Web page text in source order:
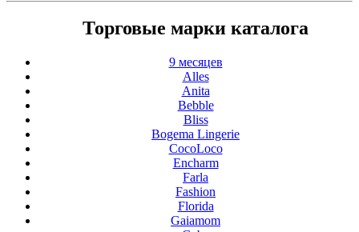
Торговые марки каталога
9 месяцев
Alles
Anita
Bebble
Bliss
Bogema Lingerie
CocoLoco
Encharm
Farla
Fashion
Florida
Gaiamom